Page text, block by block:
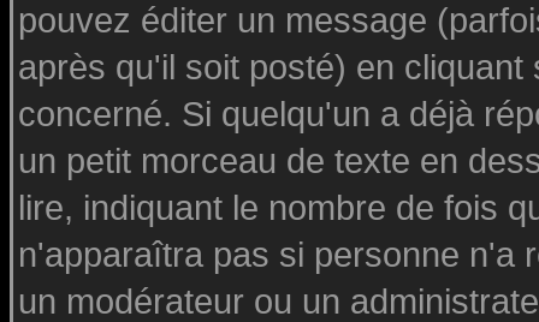
pouvez éditer un message
après qu'il soit posté) en
concerné. Si quelqu'un a déjà
un petit morceau de texte en
lire, indiquant le nombre de fois
n'apparaîtra pas si personne n'a
un modérateur ou un